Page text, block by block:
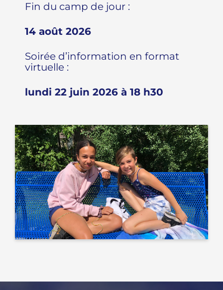
Fin du camp de jour :
14 août 2026
Soirée d’information en format
virtuelle :
lundi 22 juin 2026 à 18 h30